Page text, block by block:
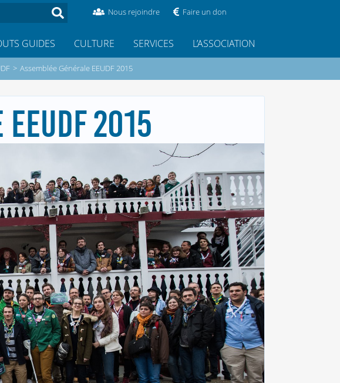
Nous rejoindre Faire un don
GUIDES CULTURE SERVICES L’ASSOCIATION
> Assemblée Générale EEUDF 2015
EEUDF 2015